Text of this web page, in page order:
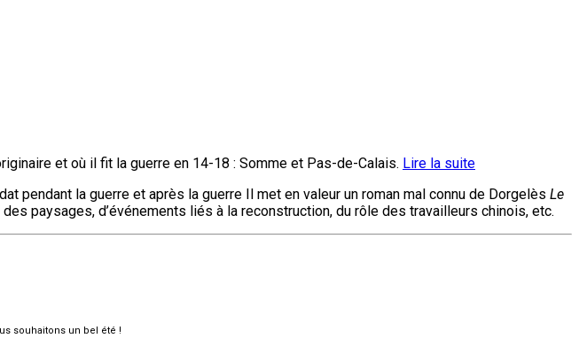
et où il fit la guerre en 14-18 : Somme et Pas-de-Calais. Lire la suite
pendant la guerre et après la guerre Il met en valeur un roman mal connu de Dorgelès Le
paysages, d’événements liés à la reconstruction, du rôle des travailleurs chinois, etc.
souhaitons un bel été !